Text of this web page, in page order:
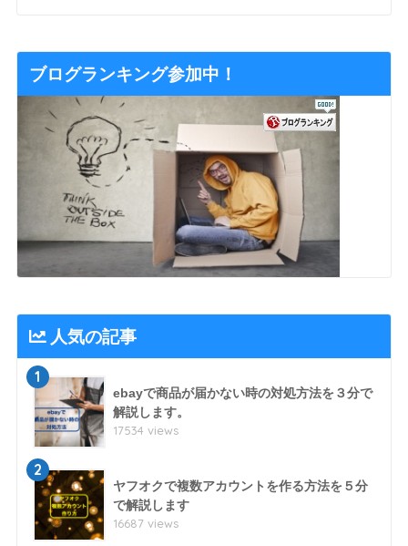
ブログランキング参加中！
人気の記事
1
ebayで商品が届かない時の対処方法を３分で
解説します。
17534 views
2
ヤフオクで複数アカウントを作る方法を５分
で解説します
16687 views